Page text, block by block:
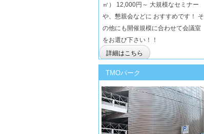
㎡） 12,000円～ 大規模なセミナー
や、懇親会などに おすすめです！ そ
の他にも開催規模に合わせて会議室
をお選び下さい！！
詳細はこちら
TMOパーク